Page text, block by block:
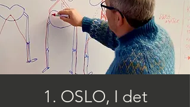
1. OSLO, I det